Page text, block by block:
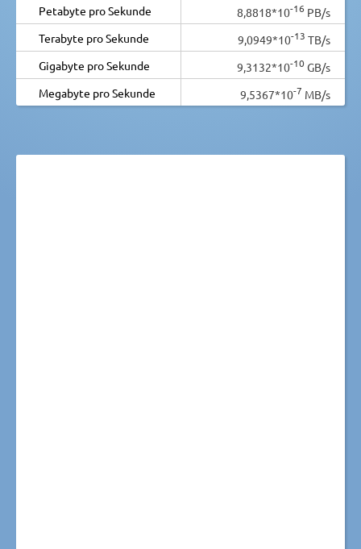
Petabyte pro Sekunde
8,8818*10-16 PB/s
Terabyte pro Sekunde
9,0949*10-13 TB/s
Gigabyte pro Sekunde
9,3132*10-10 GB/s
Megabyte pro Sekunde
9,5367*10-7 MB/s